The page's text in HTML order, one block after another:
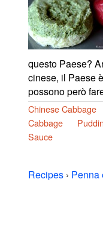
questo Paese?
cinese, il Paese
possono però
Chinese Cabbage
Cabbage
Sauce
Recipes › Penna